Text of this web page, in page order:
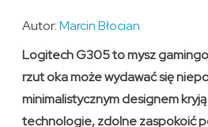
Autor:Marcin Błocian
Logitech G305 to mysz
rzut oka może wydawać się
minimalistycznym designem
technologie, zdolne zaspokoić